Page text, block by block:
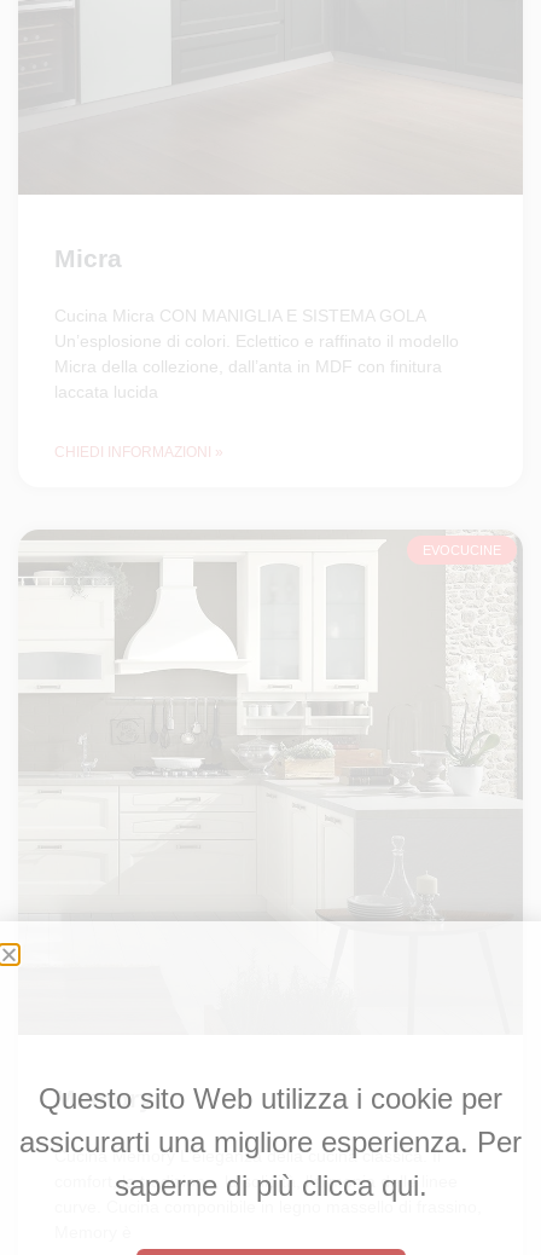
Micra
Cucina Micra CON MANIGLIA E SISTEMA GOLA
Un’esplosione di colori. Eclettico e raffinato il modello
Micra della collezione, dall’anta in MDF con finitura
laccata lucida
CHIEDI INFORMAZIONI »
EVOCUCINE
Memory
Cucina Memory L’eleganza della cucina classica. Il
comfort, la tradizione, la solidità, l’armonia delle linee
curve. Cucina componibile in legno massello di frassino,
Questo sito Web utilizza i cookie per
assicurarti una migliore esperienza. Per
saperne di più clicca qui.